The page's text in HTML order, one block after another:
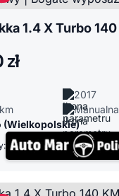
2017
Manualna
(Wielkopolskie)